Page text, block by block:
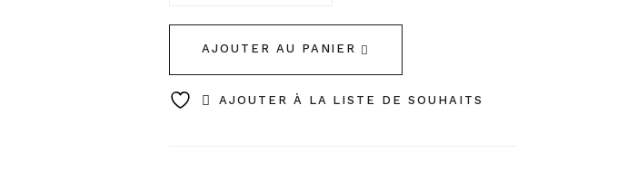
AJOUTER AU PANIER
AJOUTER À LA LISTE DE SOUHAITS